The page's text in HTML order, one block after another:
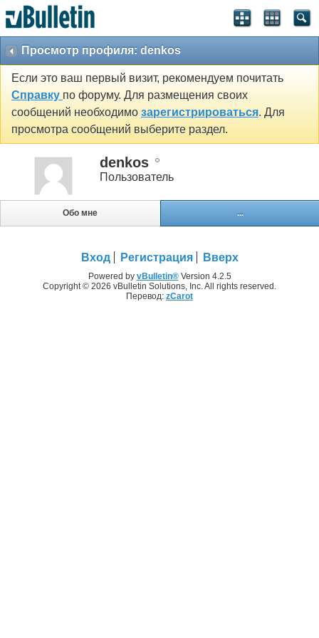
Просмотр профиля: denkos
Если это ваш первый визит, рекомендуем почитать
Справку по форуму. Для размещения своих
сообщений необходимо зарегистрироваться. Для
просмотра сообщений выберите раздел.
denkos
Пользователь
Обо мне ...
Вход Регистрация Вверх
Powered by vBulletin®Version 4.2.5
Copyright © 2026 vBulletin Solutions, Inc. All rights reserved.
Перевод: zCarot